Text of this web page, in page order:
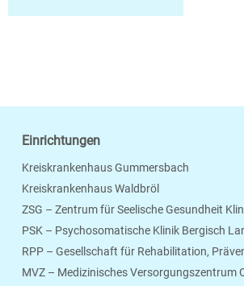
Einrichtungen
Kreiskrankenhaus Gummersbach
Kreiskrankenhaus Waldbröl
ZSG – Zentrum für Seelische Gesundheit
PSK – Psychosomatische Klinik Bergisch
RPP – Gesellschaft für Rehabilitation,
MVZ – Medizinisches Versorgungszentrum